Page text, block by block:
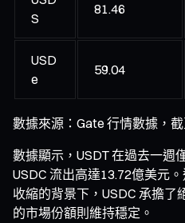
S
81.46
USD
e
59.04
數據來源：Gate 行情數據，
數據顯示，USDT 在過去一週
USDC 流出高達13.72億美元
收縮的背景下，USDC 承擔了
的市場份額則維持穩定。